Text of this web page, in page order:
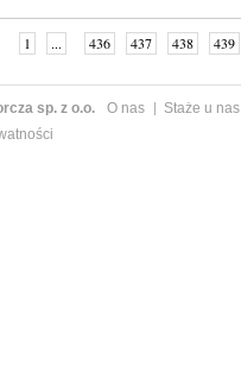
1 ... 436 437 438 439
sp. z o.o. O nas Staże u nas